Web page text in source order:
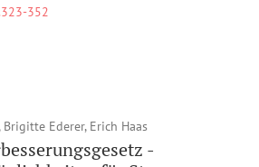
352
Ederer, Erich Haas
-